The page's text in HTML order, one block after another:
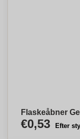
Flaskeåbner
€0,53 Efter